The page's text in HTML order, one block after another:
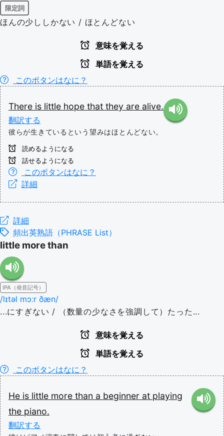
限定詞
ほんの少ししかない / ほとんどない
意味を覚える
単語を覚える
このボタンはなに？
There is little hope that they are alive.
翻訳する
彼らが生きているという望みはほとんどない。
読めるようになる
話せるようになる
このボタンはなに？
詳細
詳細
頻出英熟語（PHRASE List）
little more than
IPA（発音記号）
/lɪtəl mɔːr ðæn/
...にすぎない / （数量の少なさを強調して）たった...
意味を覚える
単語を覚える
このボタンはなに？
He is little more than a beginner at playing
the piano.
翻訳する